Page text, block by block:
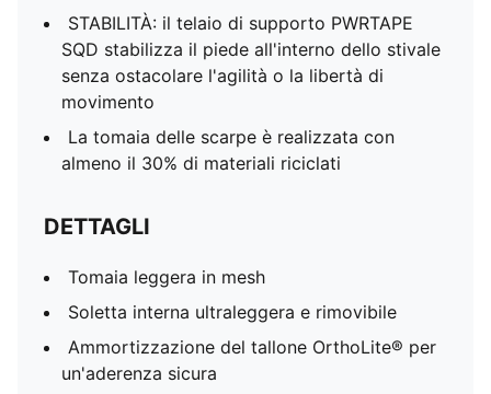
STABILITÀ: il telaio di supporto PWRTAPE
SQD stabilizza il piede all'interno dello stivale
senza ostacolare l'agilità o la libertà di
movimento
La tomaia delle scarpe è realizzata con
almeno il 30% di materiali riciclati
DETTAGLI
Tomaia leggera in mesh
Soletta interna ultraleggera e rimovibile
Ammortizzazione del tallone OrthoLite® per
un'aderenza sicura